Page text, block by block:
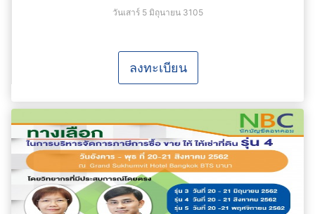
วันเสาร์ 5 มิถุนายน 3105
ลงทะเบียน